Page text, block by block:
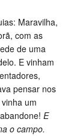
Maravilha,
com as
de uma
E vinham
pensar nos
um
E
o campo.